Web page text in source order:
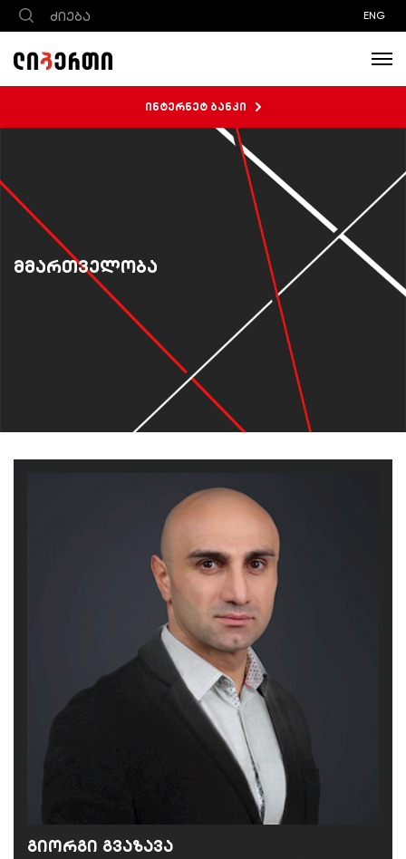
ENG
ინტერნეტ ბანკი
მმართველობა
გიორგი გვაზავა